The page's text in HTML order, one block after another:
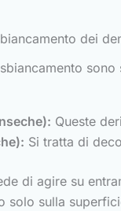
dei
Queste
Si tratta di
di agire su
solo sulla